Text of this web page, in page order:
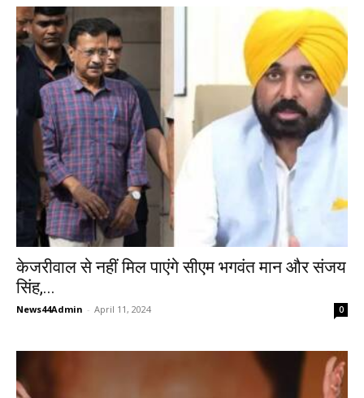
केजरीवाल से नहीं मिल पाएंगे सीएम भगवंत मान और संजय
सिंह,...
News44Admin - April 11, 2024 0